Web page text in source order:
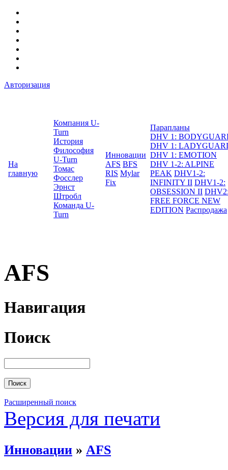
Авторизация
На
главную
Компания U-
Turn
История
Философия
U-Turn
Томас
Фосслер
Эрнст
Штробл
Команда U-
Turn
Инновации
AFS BFS
RIS Mylar
Fix
Парапланы
DHV 1:
DHV 1:
DHV 1: EMOTION
DHV 1-2: ALPINE
PEAK DHV1-2:
INFINITY II DHV1-2:
OBSESSION II
FREE FORCE NEW
EDITION Распродажа
AFS
Навигация
Поиск
Расширенный поиск
Версия для печати
Инновации » AFS